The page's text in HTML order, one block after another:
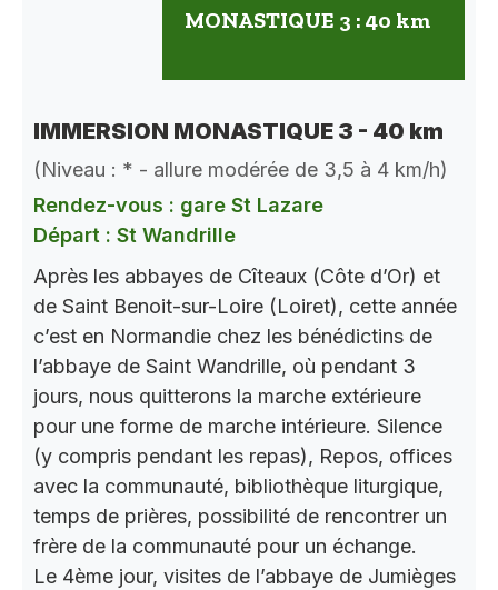
MONASTIQUE 3 : 40 km
IMMERSION MONASTIQUE 3 - 40 km
(Niveau : * - allure modérée de 3,5 à 4 km/h)
Rendez-vous : gare St Lazare
Départ : St Wandrille
Après les abbayes de Cîteaux (Côte d’Or) et
de Saint Benoit-sur-Loire (Loiret), cette année
c’est en Normandie chez les bénédictins de
l’abbaye de Saint Wandrille, où pendant 3
jours, nous quitterons la marche extérieure
pour une forme de marche intérieure. Silence
(y compris pendant les repas), Repos, offices
avec la communauté, bibliothèque liturgique,
temps de prières, possibilité de rencontrer un
frère de la communauté pour un échange.
Le 4ème jour, visites de l’abbaye de Jumièges